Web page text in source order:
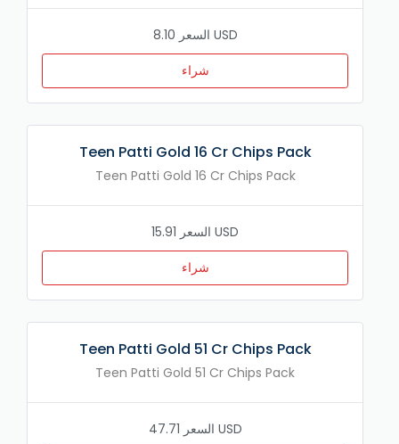
السعر 8.10 USD
شراء
Teen Patti Gold 16 Cr Chips Pack
Teen Patti Gold 16 Cr Chips Pack
السعر 15.91 USD
شراء
Teen Patti Gold 51 Cr Chips Pack
Teen Patti Gold 51 Cr Chips Pack
السعر 47.71 USD